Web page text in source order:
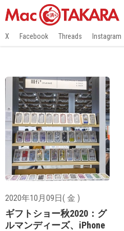
X Facebook Threads Instagram
2020年10月09日( 金 )
ギフトショー秋2020：グ
ルマンディーズ、iPhone